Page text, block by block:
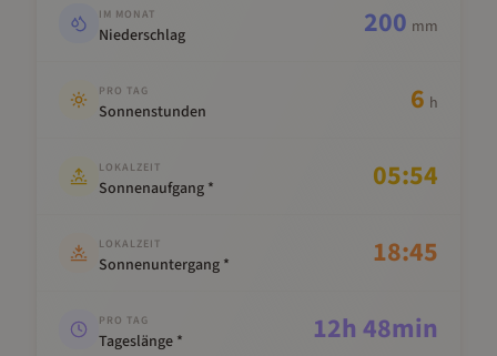
IM MONAT
Niederschlag 200 mm
PRO TAG
Sonnenstunden 6 h
LOKALZEIT
Sonnenaufgang * 05:54
LOKALZEIT
Sonnenuntergang * 18:45
PRO TAG
Tageslänge * 12h 48min